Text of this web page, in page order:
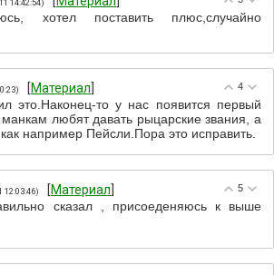
14:42:54)
хотел поставить плюс,случайно
4
[Материал
это.Наконец-то у нас появится первый
любят давать рыцарские звания, а
например Пейсли.Пора это исправить.
5
12:03:46) [Материал
сказал , присоеденяюсь к выше